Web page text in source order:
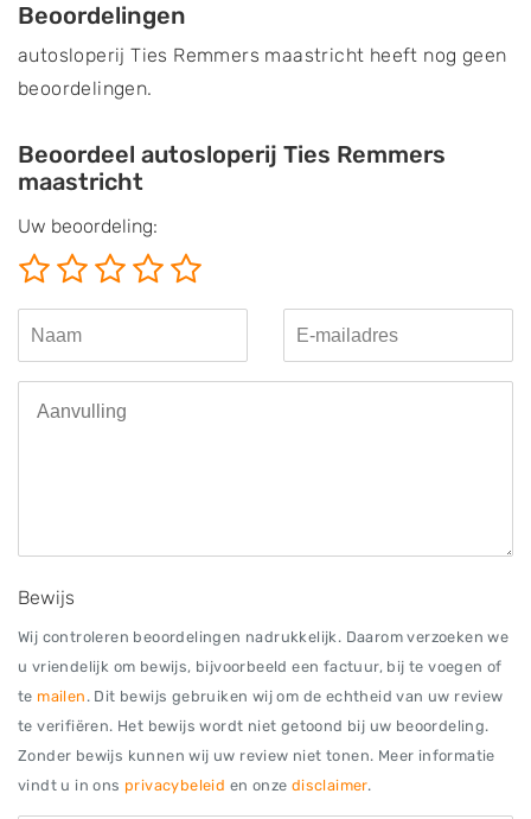
Beoordelingen
autosloperij Ties Remmers maastricht heeft nog geen
beoordelingen.
Beoordeel autosloperij Ties Remmers
maastricht
Uw beoordeling:
Bewijs
Wij controleren beoordelingen nadrukkelijk. Daarom verzoeken we
u vriendelijk om bewijs, bijvoorbeeld een factuur, bij te voegen of
te mailen . Dit bewijs gebruiken wij om de echtheid van uw review
te verifiëren. Het bewijs wordt niet getoond bij uw beoordeling.
Zonder bewijs kunnen wij uw review niet tonen. Meer informatie
vindt u in ons privacybeleid en onze disclaimer.